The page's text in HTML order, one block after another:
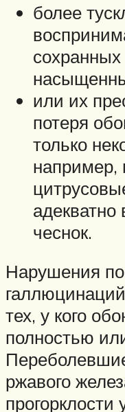
более
сохранных
или их
потеря
только
например,
адекватно
чеснок.
Нарушения
тех, у кого
полностью
ржавого
прогорклости